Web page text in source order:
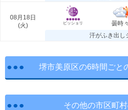
08月18日
(火) ビッショリ 曇時
汗がふき出し
堺市美原区の6時間ごと
その他の市区町